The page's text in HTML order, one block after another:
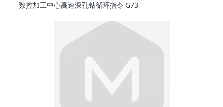
数控加工中心高速深孔钻循环指令 G73